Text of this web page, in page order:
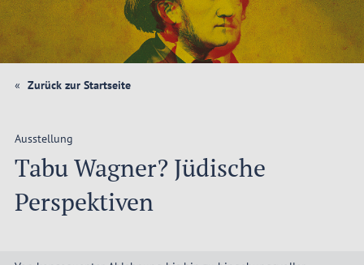
Zurück zur Startseite
Ausstellung
Tabu Wagner? Jüdische
Perspektiven